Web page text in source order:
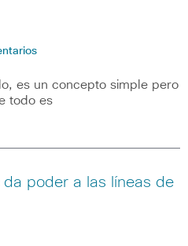
es un concepto simple pero
todo es
poder a las líneas de